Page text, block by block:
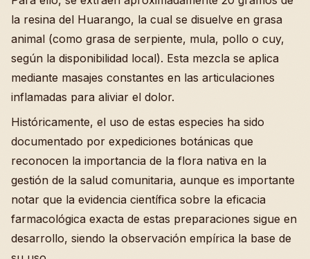
la resina del Huarango, la cual se disuelve en grasa
animal (como grasa de serpiente, mula, pollo o cuy,
según la disponibilidad local). Esta mezcla se aplica
mediante masajes constantes en las articulaciones
inflamadas para aliviar el dolor.
Históricamente, el uso de estas especies ha sido
documentado por expediciones botánicas que
reconocen la importancia de la flora nativa en la
gestión de la salud comunitaria, aunque es importante
notar que la evidencia científica sobre la eficacia
farmacológica exacta de estas preparaciones sigue en
desarrollo, siendo la observación empírica la base de